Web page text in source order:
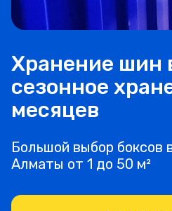
Хранение шин
сезонное
месяцев
Большой выбор боксов
Алматы от 1 до 50 м²